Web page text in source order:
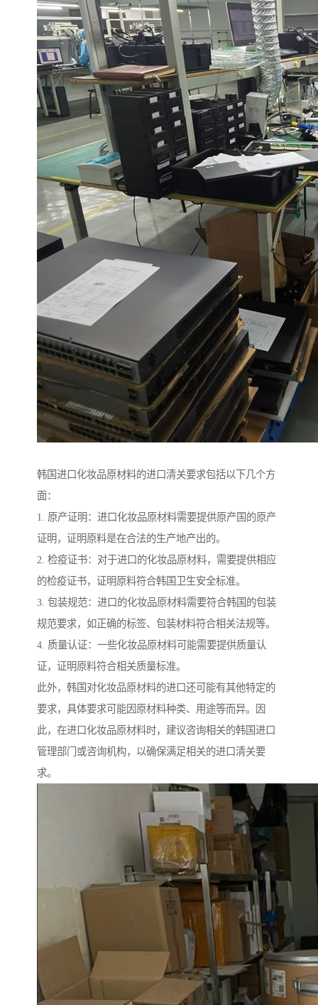
韩国进口化妆品原材料的进口清关要求包括以下几个方
面：
1. 原产证明：进口化妆品原材料需要提供原产国的原产
证明，证明原料是在合法的生产地产出的。
2. 检疫证书：对于进口的化妆品原材料，需要提供相应
的检疫证书，证明原料符合韩国卫生安全标准。
3. 包装规范：进口的化妆品原材料需要符合韩国的包装
规范要求，如正确的标签、包装材料符合相关法规等。
4. 质量认证：一些化妆品原材料可能需要提供质量认
证，证明原料符合相关质量标准。
此外，韩国对化妆品原材料的进口还可能有其他特定的
要求，具体要求可能因原材料种类、用途等而异。因
此，在进口化妆品原材料时，建议咨询相关的韩国进口
管理部门或咨询机构，以确保满足相关的进口清关要
求。